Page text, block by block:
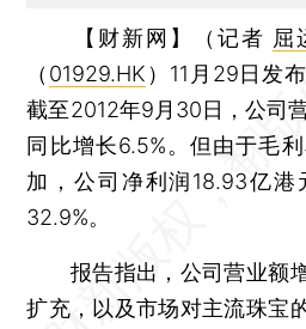
【财新网】（记者 屈
（ 01929.HK ）11月29日发
截至2012年9月30日，公司
同比增长6.5%。但由于毛
加，公司净利润18.93亿
32.9%。
报告指出，公司营业额
扩充，以及市场对主流珠宝